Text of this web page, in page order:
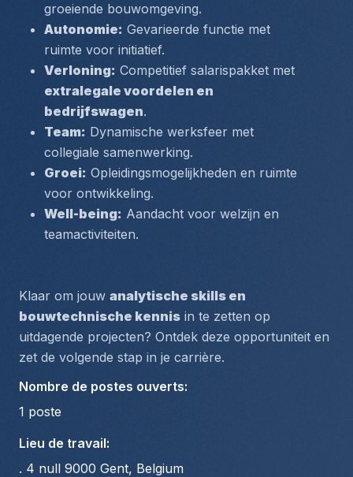
groeiende bouwomgeving.
Autonomie: Gevarieerde functie met
ruimte voor initiatief.
Verloning:
extralegale voordelen en
bedrijfswagen.
Team: Dynamische werksfeer met
collegiale samenwerking.
Groei: Opleidingsmogelijkheden en ruimte
voor ontwikkeling.
Well-being: Aandacht voor welzijn en
teamactiviteiten.
Klaar om jouw analytische skills en
bouwtechnische kennis in te zetten op
uitdagende projecten? Ontdek deze opportuniteit en
zet de volgende stap in je carrière.
Nombre de postes ouverts:
1 poste
Lieu de travail:
. 4 null 9000 Gent, Belgium